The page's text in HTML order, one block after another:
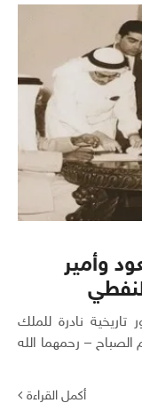
وأمير
نادرة للملك
الصباح – رحمهما الله
أكمل القراءة